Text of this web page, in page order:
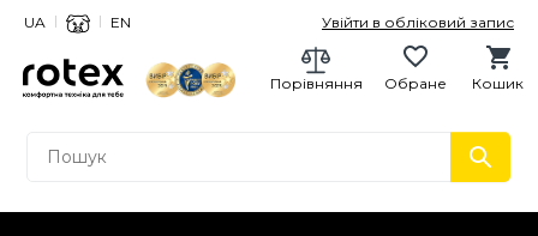
UA EN Увійти в обліковий запис
Кошик
Обране
Порівняння